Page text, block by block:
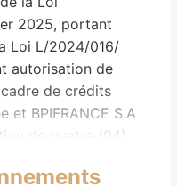
2025, portant
Loi L/2024/016/
autorisation de
de crédits
et BPIFRANCE S.A
de quatre (04)
de Guinée,